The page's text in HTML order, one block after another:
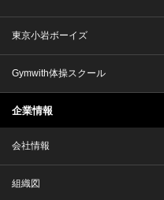
東京小岩ボーイズ
Gymwith体操スクール
企業情報
会社情報
組織図